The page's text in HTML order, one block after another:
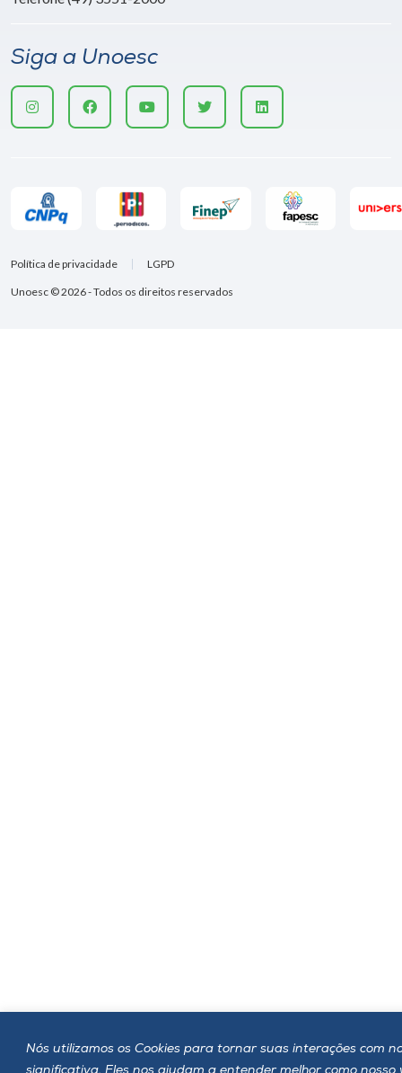
Nós utilizamos os Cookies para tornar suas interações com
significativa. Eles nos ajudam a entender melhor como nosso
Siga a Unoesc
Unoesc © 2026 - Todos os direitos reservados
Política de privacidade LGPD